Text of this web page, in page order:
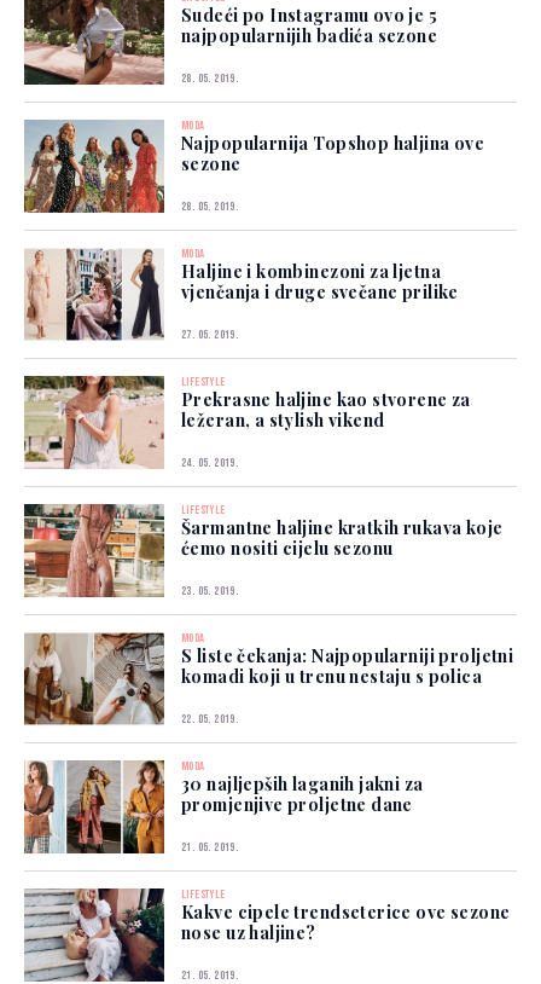
Sudeći po Instagramu ovo je 5
najpopularnijih badića sezone
28. 05. 2019.
MODA
Najpopularnija Topshop haljina ove
sezone
28. 05. 2019.
MODA
Haljine i kombinezoni za ljetna
vjenčanja i druge svečane prilike
27. 05. 2019.
LIFESTYLE
Prekrasne haljine kao stvorene za
ležeran, a stylish vikend
24. 05. 2019.
LIFESTYLE
Šarmantne haljine kratkih rukava koje
ćemo nositi cijelu sezonu
23. 05. 2019.
MODA
S liste čekanja: Najpopularniji proljetni
komadi koji u trenu nestaju s polica
22. 05. 2019.
MODA
30 najljepših laganih jakni za
promjenjive proljetne dane
21. 05. 2019.
LIFESTYLE
Kakve cipele trendseterice ove sezone
nose uz haljine?
21. 05. 2019.